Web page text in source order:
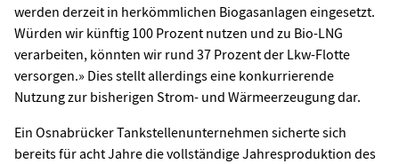
werden derzeit in herkömmlichen Biogasanlagen eingesetzt.
Würden wir künftig 100 Prozent nutzen und zu Bio-LNG
verarbeiten, könnten wir rund 37 Prozent der Lkw-Flotte
versorgen.» Dies stellt allerdings eine konkurrierende
Nutzung zur bisherigen Strom- und Wärmeerzeugung dar.
Ein Osnabrücker Tankstellenunternehmen sicherte sich
bereits für acht Jahre die vollständige Jahresproduktion des